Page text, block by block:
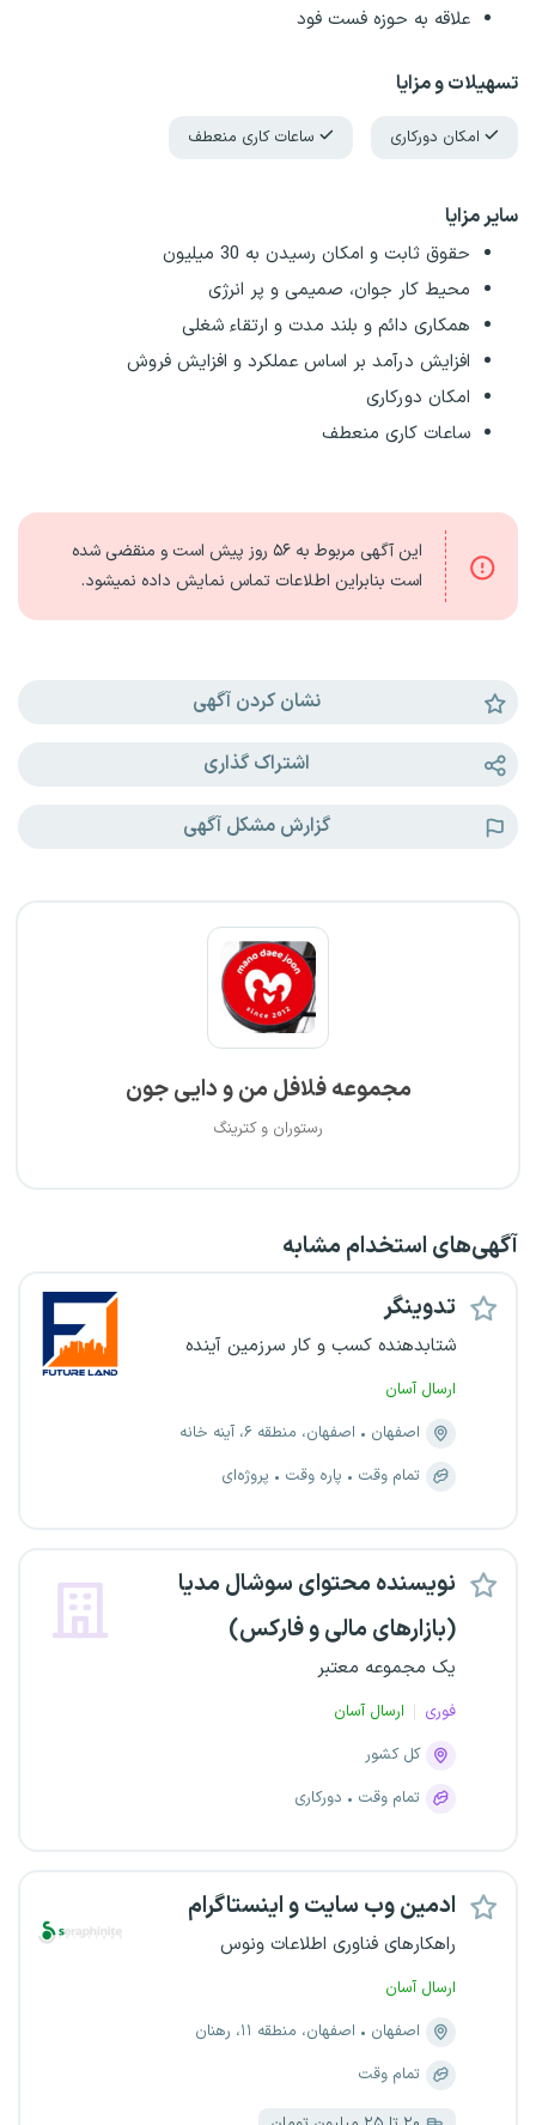
علاقه به حوزه فست فود
تسهیلات و مزایا
امکان دورکاری ساعات کاری منعطف
سایر مزایا
حقوق ثابت و امکان رسیدن به 30 میلیون
محیط کار جوان، صمیمی و پر انرژی
همکاری دائم‌ و بلند مدت و ارتقاء شغلی
افزایش درآمد بر اساس عملکرد و افزایش فروش
امکان دورکاری
ساعات کاری منعطف
این آگهی مربوط به ۵۶ روز
پیش است و منقضی شده
است بنابراین اطلاعات تماس نمایش داده نمیشود.
نشان کردن آگهی
اشتراک گذاری
گزارش مشکل آگهی
مجموعه فلافل من و دایی جون
رستوران و کترینگ
آگهی‌های استخدام مشابه
تدوینگر
شتابدهنده کسب و کار سرزمین آینده
ارسال آسان
اصفهان
اصفهان، منطقه ۶، آینه خانه
تمام وقت
پاره وقت پروژه‌ای
نویسنده محتوای سوشال مدیا
(بازارهای مالی و فارکس)
یک مجموعه معتبر
فوری
ارسال آسان
کل کشور
تمام وقت
دورکاری
ادمین وب سایت و اینستاگرام
راهکارهای فناوری اطلاعات ونوس
ارسال آسان
اصفهان
اصفهان، منطقه ۱۱، رهنان
تمام وقت